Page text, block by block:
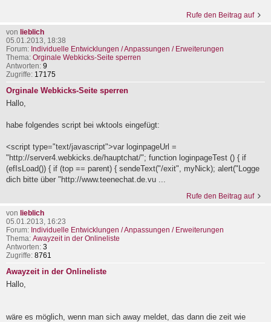
Rufe den Beitrag auf
von lieblich
05.01.2013, 18:38
Forum: Individuelle Entwicklungen / Anpassungen / Erweiterungen
Thema: Orginale Webkicks-Seite sperren
Antworten: 9
Zugriffe: 17175
Orginale Webkicks-Seite sperren
Hallo,
habe folgendes script bei wktools eingefügt:
<script type="text/javascript">var loginpageUrl =
"http://server4.webkicks.de/hauptchat/"; function loginpageTest () { if
(efIsLoad()) { if (top == parent) { sendeText("/exit", myNick); alert("Logge
dich bitte über "http://www.teenechat.de.vu ...
Rufe den Beitrag auf
von lieblich
05.01.2013, 16:23
Forum: Individuelle Entwicklungen / Anpassungen / Erweiterungen
Thema: Awayzeit in der Onlineliste
Antworten: 3
Zugriffe: 8761
Awayzeit in der Onlineliste
Hallo,
wäre es möglich, wenn man sich away meldet, das dann die zeit wie